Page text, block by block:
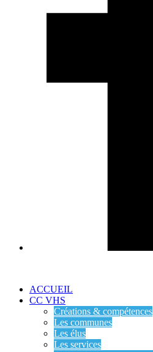
ACCUEIL
CC VHS
Créations & compétences
Les communes
Les élus
Les services